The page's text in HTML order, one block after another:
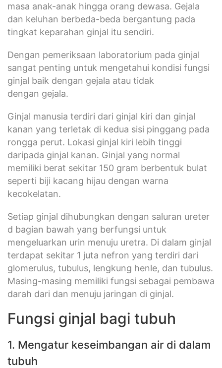
masa anak-anak hingga orang dewasa. Gejala
dan keluhan berbeda-beda bergantung pada
tingkat keparahan ginjal itu sendiri.
Dengan pemeriksaan laboratorium pada ginjal
sangat penting untuk mengetahui kondisi fungsi
ginjal baik dengan gejala atau tidak
dengan gejala.
Ginjal manusia terdiri dari ginjal kiri dan ginjal
kanan yang terletak di kedua sisi pinggang pada
rongga perut. Lokasi ginjal kiri lebih tinggi
daripada ginjal kanan. Ginjal yang normal
memiliki berat sekitar 150 gram berbentuk bulat
seperti biji kacang hijau dengan warna
kecokelatan.
Setiap ginjal dihubungkan dengan saluran ureter
d bagian bawah yang berfungsi untuk
mengeluarkan urin menuju uretra. Di dalam ginjal
terdapat sekitar 1 juta nefron yang terdiri dari
glomerulus, tubulus, lengkung henle, dan tubulus.
Masing-masing memiliki fungsi sebagai pembawa
darah dari dan menuju jaringan di ginjal.
Fungsi ginjal bagi tubuh
1. Mengatur keseimbangan air di dalam
tubuh